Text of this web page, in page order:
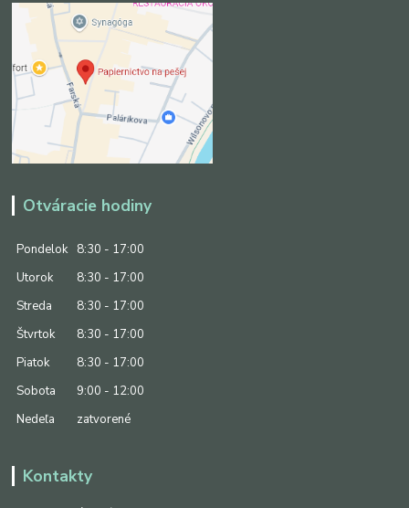
Otváracie hodiny
Pondelok
8:30 - 17:00
Utorok
8:30 - 17:00
Streda
8:30 - 17:00
Štvrtok
8:30 - 17:00
Piatok
8:30 - 17:00
Sobota
9:00 - 12:00
Nedeľa
zatvorené
Kontakty